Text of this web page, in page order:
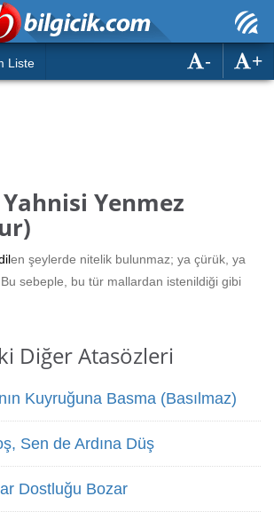
Hızlı Okuma Testi
Oyun
Eğitim Haberleri
Liste +
-
Yenmez
en şeylerde nitelik bulunmaz; ya çürük, ya
sebeple, bu tür mallardan istenildiği gibi
Diğer Atasözleri
Kuyruğuna Basma (Basılmaz)
Sen de Ardına Düş
Dostluğu Bozar